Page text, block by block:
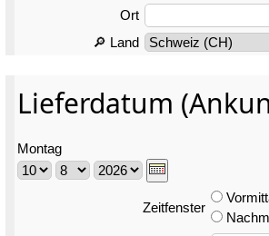
Ort
🔎 Land
Lieferdatum
Montag
Zeitfenster